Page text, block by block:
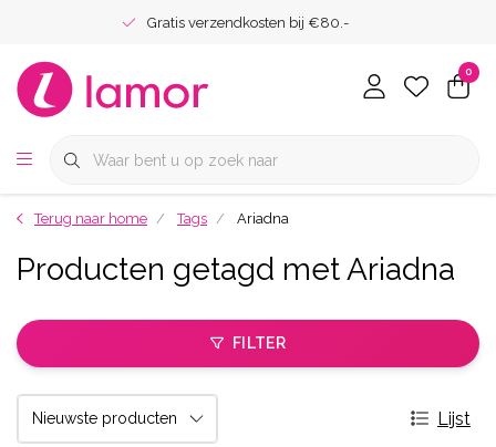
Gratis verzendkosten bij €80.-
0
Terug naar home Tags Ariadna
Producten getagd met Ariadna
FILTER
Lijst